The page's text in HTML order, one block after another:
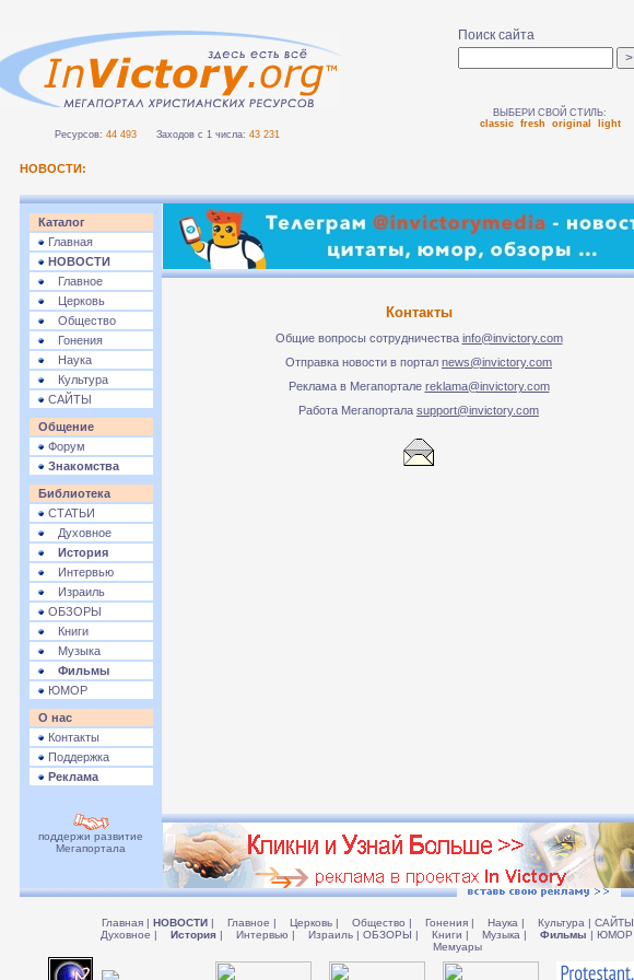
Ресурсов: 44 493 Заходов с 1 числа: 43 231
Поиск сайта
ВЫБЕРИ СВОЙ СТИЛЬ:
classic
fresh original light
НОВОСТИ:
Каталог
Главная
НОВОСТИ
Главное
Церковь
Общество
Гонения
Наука
Культура
САЙТЫ
Общение
Форум
Знакомства
Библиотека
СТАТЬИ
Духовное
История
Интервью
Израиль
ОБЗОРЫ
Книги
Музыка
Фильмы
ЮМОР
О нас
Контакты
Поддержка
Реклама
Контакты
Общие вопросы сотрудничества info@invictory.com
Отправка новости в портал news@invictory.com
Реклама в Мегапортале reklama@invictory.com
Работа Мегапортала support@invictory.com
поддержи развитие
Мегапортала
Главная | НОВОСТИ | Главное | Церковь | Общество | Гонения | Наука | Культура | САЙТЫ
Духовное | История | Интервью | Израиль | ОБЗОРЫ | Книги | Музыка | Фильмы | ЮМОР
Мемуары